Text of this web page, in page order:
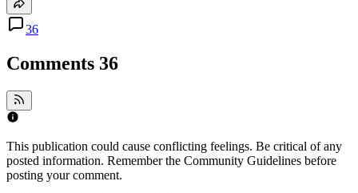
36
Comments 36
This publication could cause conflicting feelings. Be critical of any
posted information. Remember the Community Guidelines before
posting your comment.